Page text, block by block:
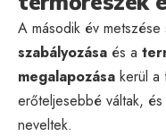
A második év metszése
szabályozása és a
megalapozása kerül a
erőteljesebbé váltak,
neveltek.